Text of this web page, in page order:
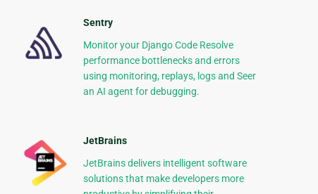
Sentry
Monitor your Django Code Resolve
performance bottlenecks and errors
using monitoring, replays, logs and Seer
an AI agent for debugging.
JetBrains
JetBrains delivers intelligent software
solutions that make developers more